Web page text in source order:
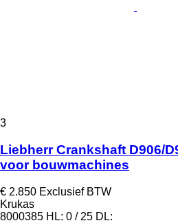
3
Liebherr Crankshaft D906/
voor bouwmachines
€ 2.850 Exclusief BTW
Krukas
8000385 HL: 0 / 25 DL: